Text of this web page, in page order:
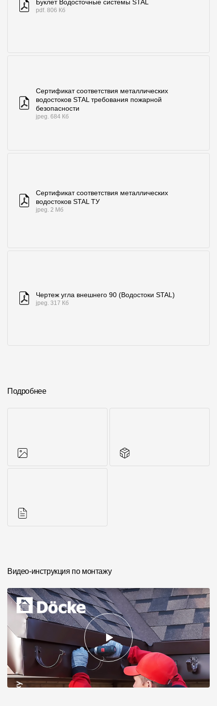
Буклет Водосточные системы STAL
pdf. 806 Кб
Сертификат соответствия металлических
водостоков STAL требования пожарной
безопасности
jpeg. 684 Кб
Сертификат соответствия металлических
водостоков STAL ТУ
jpeg. 2 Мб
Чертеж угла внешнего 90 (Водостоки STAL)
jpeg. 317 Кб
Подробнее
Видео-инструкция по монтажу